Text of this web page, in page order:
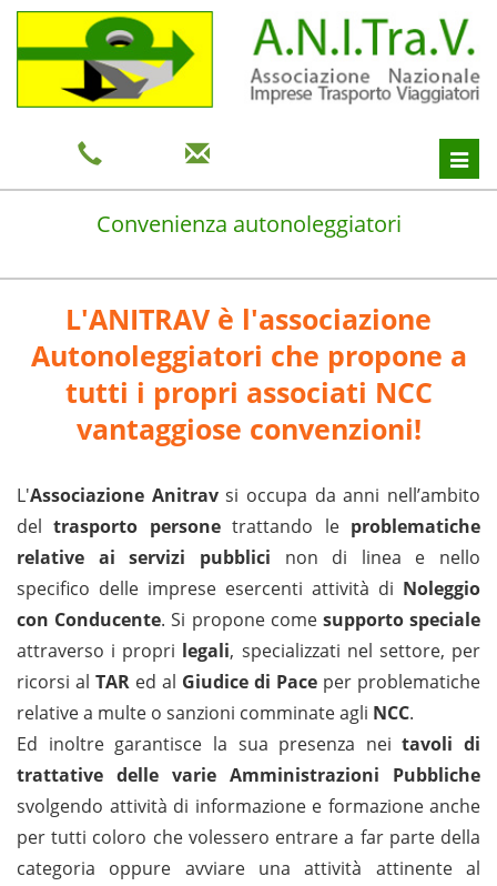
Convenienza autonoleggiatori
L'ANITRAV è l'associazione
Autonoleggiatori che propone a
tutti i propri associati NCC
vantaggiose convenzioni!
L'Associazione Anitravsi occupa da anni nell’ambito
deltrasporto personetrattando le problematiche
relative ai servizi pubblici non di linea e nello
specifico delle imprese esercenti attività di Noleggio
con Conducente. Si propone come supporto speciale
attraverso i propri legali, specializzati nel settore, per
ricorsi al TAR ed al Giudice di Pace per problematiche
relative a multe o sanzioni comminate agli NCC.
Ed inoltre garantisce la sua presenza neitavoli di
trattative delle varie Amministrazioni Pubbliche
svolgendo attività di informazione e formazione anche
per tutti coloro che volessero entrare a far parte della
categoria oppure avviare una attività attinente al